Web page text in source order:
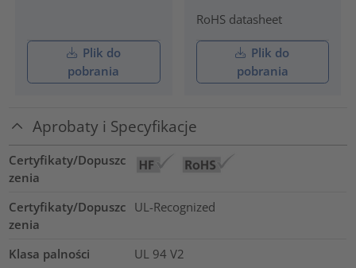
Plik do
pobrania
RoHS datasheet
Plik do
pobrania
Aprobaty i Specyfikacje
Certyfikaty/Dopuszc
zenia
Certyfikaty/Dopuszc
zenia
UL-Recognized
Klasa palności
UL 94 V2